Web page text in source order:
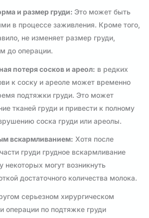
и размер груди: Это может быть
в процессе заживления. Кроме того,
не изменяет размер груди,
до операции.
потеря сосков и ареол: в редких
к соску и ареоле может временно
подтяжки груди. Это может
тканей груди и привести к полному
соска груди или ареолы.
вскармливанием: Хотя после
груди грудное вскармливание
некоторых могут возникнуть
достаточного количества молока.
серьезном хирургическом
операции по подтяжке груди